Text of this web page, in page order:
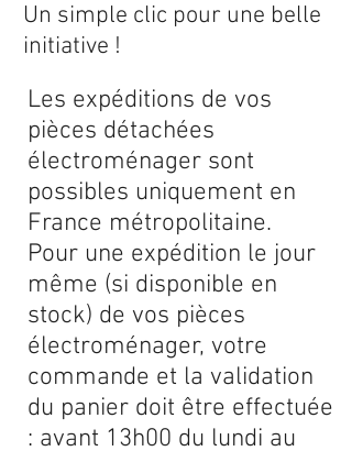
Les expéditions de vos
pièces détachées
électroménager sont
possibles uniquement en
France métropolitaine.
Pour une expédition le jour
même (si disponible en
stock) de vos pièces
électroménager, votre
commande et la validation
du panier doit être effectuée
: avant 13h00 du lundi au
Un simple clic pour une belle
initiative !